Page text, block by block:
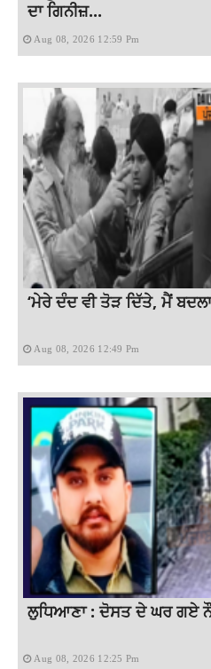
ਦਾ ਗਿਨੀਜ਼...
Aug 08, 2026 12:59 Pm
‘ਮੇਰੇ ਦੰਦ ਵੀ ਤੋੜ ਦਿੱਤੇ, ਮੈਂ
Aug 08, 2026 12:49 Pm
ਲੁਧਿਆਣਾ : ਦੋਸਤ ਦੇ ਘਰ ਗਏ
Aug 08, 2026 12:25 Pm